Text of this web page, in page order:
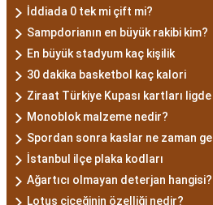
İddiada 0 tek mi çift mi?
Sampdorianın en büyük rakibi kim?
En büyük stadyum kaç kişilik
30 dakika basketbol kaç kalori
Ziraat Türkiye Kupası kartları
Monoblok malzeme nedir?
Spordan sonra kaslar ne zaman
İstanbul ilçe plaka kodları
Ağartıcı olmayan deterjan hangisi?
Lotus çiçeğinin özelliği nedir?